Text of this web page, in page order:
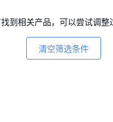
到相关产品，可以尝试调整
清空筛选条件